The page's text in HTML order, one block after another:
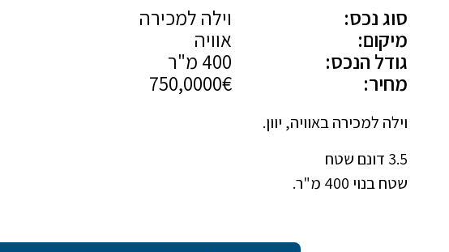
סוג נכס:
וילה למכירה
מיקום:
אוויה
גודל הנכס:
מחיר:
750,0000€
וילה למכירה באוויה, יוון.
3.5 דונם שטח
שטח בנוי 400 מ"ר.